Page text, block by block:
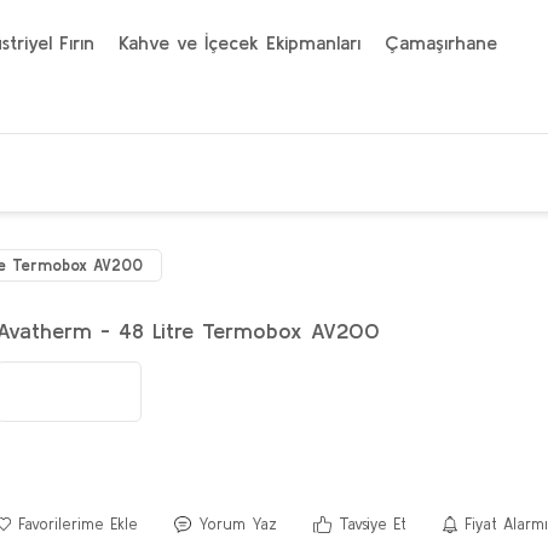
Fırın Kahve ve İçecek Ekipmanları Çamaşırhane
Termobox AV200
- 48 Litre Termobox AV200
Yorum Yaz Tavsiye Et Fiyat Alarmı